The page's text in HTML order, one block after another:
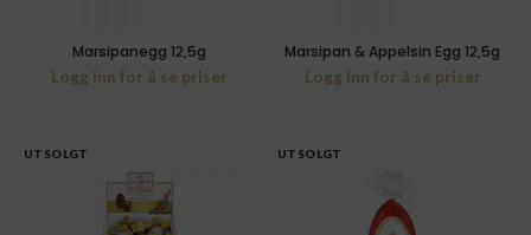
Marsipanegg 12,5g
Logg inn for å se priser
Marsipan & Appelsin Egg 12,5g
Logg inn for å se priser
UTSOLGT UTSOLGT